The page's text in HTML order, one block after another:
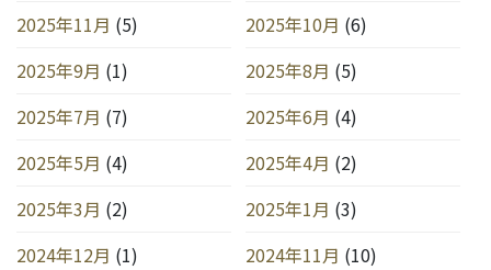
2025年11月 (5) 2025年10月 (6)
2025年9月 (1) 2025年8月 (5)
2025年7月 (7) 2025年6月 (4)
2025年5月 (4) 2025年4月 (2)
2025年3月 (2) 2025年1月 (3)
2024年12月 (1) 2024年11月 (10)